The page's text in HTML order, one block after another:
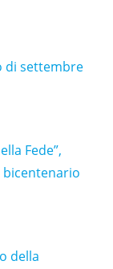
di settembre
Fede”,
della